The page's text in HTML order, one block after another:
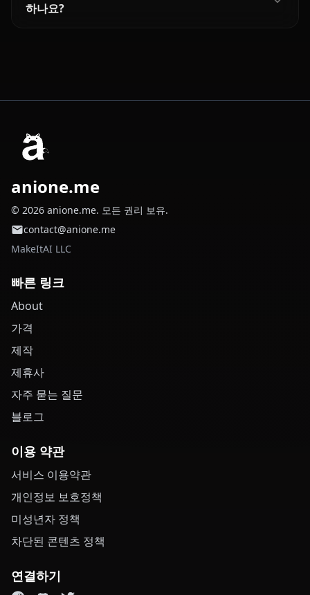
하나요?
anione.me
© 2026 anione.me. 모든 권리 보유.
contact@anione.me
MakeItAI LLC
빠른 링크
About
가격
제작
제휴사
자주 묻는 질문
블로그
이용 약관
서비스 이용약관
개인정보 보호정책
미성년자 정책
차단된 콘텐츠 정책
연결하기